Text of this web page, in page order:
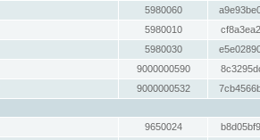
5980060
5980010
5980030
9000000590
9000000532
9650024